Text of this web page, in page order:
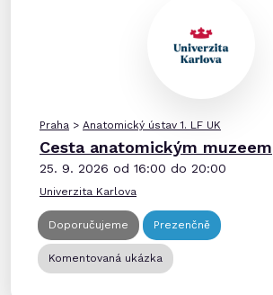
Praha > Anatomický ústav 1. LF UK
Cesta anatomickým muzeem
25. 9. 2026 od 16:00 do 20:00
Univerzita Karlova
Doporučujeme Prezenčně
Komentovaná ukázka